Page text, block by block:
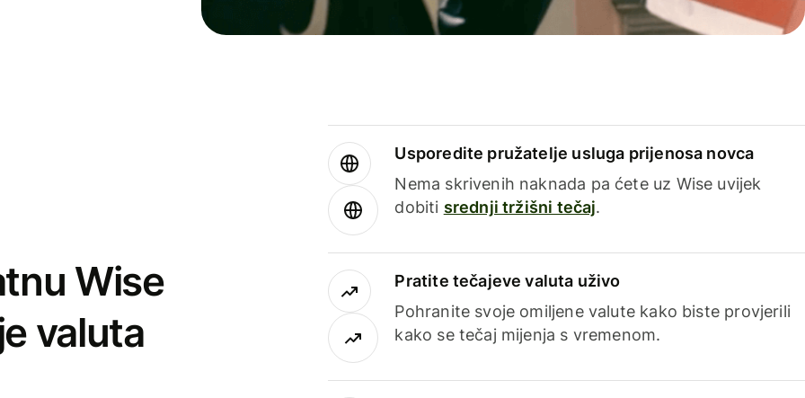
Wise
valuta
Usporedite pružatelje usluga prijenosa novca
Nema skrivenih naknada pa ćete uz Wise uvijek
dobiti srednji tržišni tečaj.
Pratite tečajeve valuta uživo
Pohranite svoje omiljene valute kako biste provjerili
kako se tečaj mijenja s vremenom.